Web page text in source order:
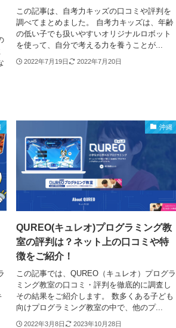
この記事は、自考力キッズの口コミや評判を
調べてまとめました。 自考力キッズは、年齢
の低い子でも扱いやすいオリジナルロボット
を使って、自分で考える力を養うことが...
2022年7月19日 2022年7月20日
沖縄
QUREO(キュレオ)プログラミング教
室の評判は？ネット上の口コミや特
徴をご紹介！
この記事では、QUREO（キュレオ）プログラ
ミング教室の口コミ・評判を徹底的に調査し
その結果をご紹介します。 数多くある子ども
向けプログラミング教室の中で、他のプ...
2022年3月8日 2023年10月28日